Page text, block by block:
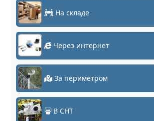
На складе
Через интернет
За периметром
В СНТ